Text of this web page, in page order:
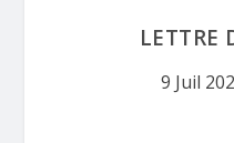
LETTRE
9 Juil